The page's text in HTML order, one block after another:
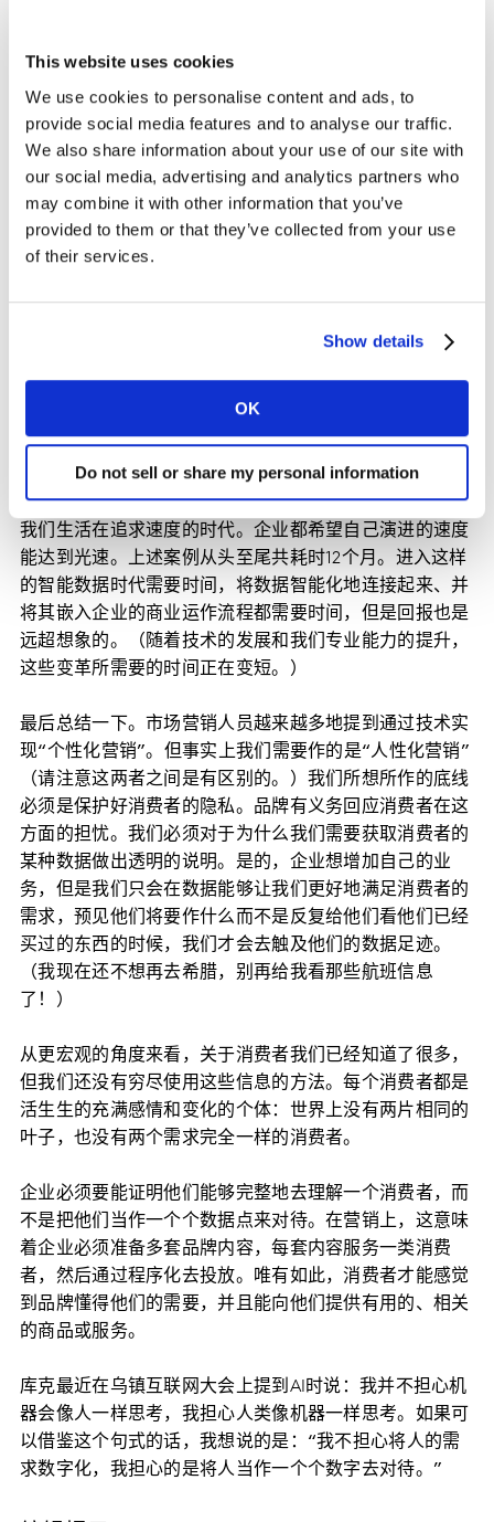
This website uses cookies
We use cookies to personalise content and ads, to
provide social media features and to analyse our traffic.
We also share information about your use of our site with
our social media, advertising and analytics partners who
may combine it with other information that you’ve
provided to them or that they’ve collected from your use
of their services.
Show details
OK
Do not sell or share my personal information
公司得以将客户从各个维度分为多种群体，每一个客户被
打上了各个群体的标签。
这样，上百万的用户都被井井有条地基于数据划分到不同
的客户群体中，每个群体都有不同的需求，包括兴趣、对
金钱的态度、对风险的偏好，等等。
这就意味着当销售人员拿着iPad再去拜访客户时，iPad会
对的销售人员更懂得他们的需求，能介绍与他们更有关系
的产品，让与销售人员的对话变得更高效、更能解决他们
的实际需求，整个体验也更愉快。
我们生活在追求速度的时代。企业都希望自己演进的速度
能达到光速。上述案例从头至尾共耗时12个月。进入这样
的智能数据时代需要时间，将数据智能化地连接起来、并
将其嵌入企业的商业运作流程都需要时间，但是回报也是
远超想象的。（随着技术的发展和我们专业能力的提升，
这些变革所需要的时间正在变短。）
最后总结一下。
市场营销人员越来越多地提到通过技术实
现“个性化营销”。但事实上我们需要作的是“人性化营销”
（请注意这两者之间是有区别的。） 我们所想所作的底线
必须是保护好消费者的隐私。品牌有义务回应消费者在这
方面的担忧。我们必须对于为什么我们需要获取消费者的
某种数据做出透明的说明。是的，企业想增加自己的业
务，但是我们只会在数据能够让我们更好地满足消费者的
需求，预见他们将要作什么而不是反复给他们看他们已经
买过的东西的时候，我们才会去触及他们的数据足迹。
（我现在还不想再去希腊，别再给我看那些航班信息
了！）
从更宏观的角度来看，关于消费者我们已经知道了很多，
但我们还没有穷尽使用这些信息的方法。每个消费者都是
活生生的充满感情和变化的个体：世界上没有两片相同的
叶子，也没有两个需求完全一样的消费者。
企业必须要能证明他们能够完整地去理解一个消费者，而
不是把他们当作一个个数据点来对待。在营销上，这意味
着企业必须准备多套品牌内容，每套内容服务一类消费
者，然后通过程序化去投放。唯有如此，消费者才能感觉
到品牌懂得他们的需要，并且能向他们提供有用的、相关
的商品或服务。
库克最近在乌镇互联网大会上提到AI时说：我并不担心机
器会像人一样思考，我担心人类像机器一样思考。如果可
以借鉴这个句式的话，我想说的是： “我不担心将人的需
求数字化，我担心的是将人当作一个个数字去对待。”